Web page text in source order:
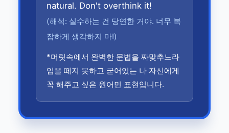
natural. Don't overthink it!
(해석: 실수하는 건 당연한 거야. 너무 복
잡하게 생각하지 마!)
*머릿속에서 완벽한 문법을 짜맞추느라
입을 떼지 못하고 굳어있는 나 자신에게
꼭 해주고 싶은 원어민 표현입니다.